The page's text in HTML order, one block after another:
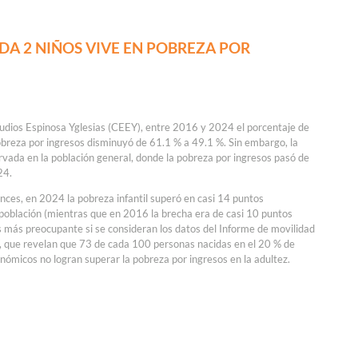
2 NIÑOS VIVE EN POBREZA POR
Espinosa Yglesias (CEEY), entre 2016 y 2024 el porcentaje de
por ingresos disminuyó de 61.1 % a 49.1 %. Sin embargo, la
en la población general, donde la pobreza por ingresos pasó de
en 2024 la pobreza infantil superó en casi 14 puntos
(mientras que en 2016 la brecha era de casi 10 puntos
preocupante si se consideran los datos del Informe de movilidad
revelan que 73 de cada 100 personas nacidas en el 20 % de
no logran superar la pobreza por ingresos en la adultez.